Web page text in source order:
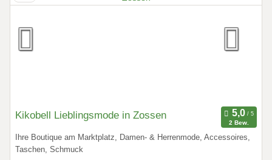
Kikobell Lieblingsmode in Zossen
2 Bew.
Ihre Boutique am Marktplatz, Damen- & Herrenmode, Accessoires,
Taschen, Schmuck